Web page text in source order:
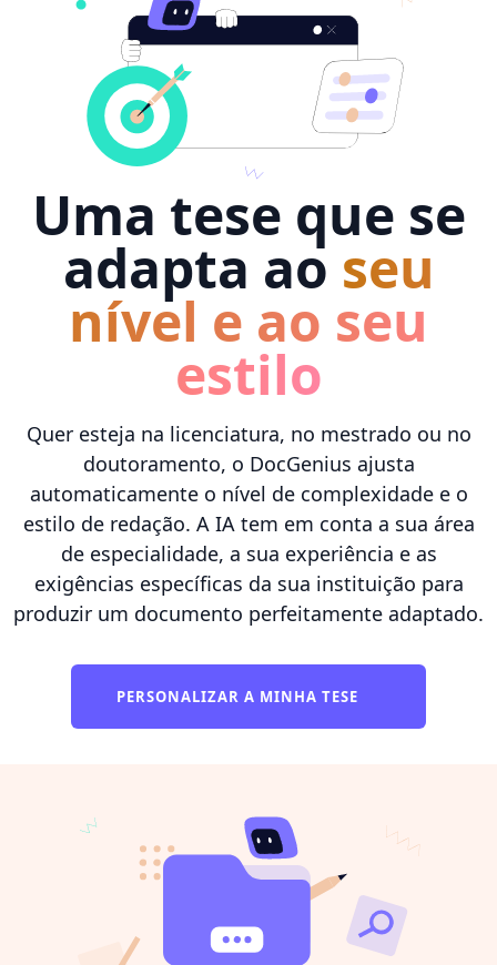
Uma tese que se
adapta ao seu
nível e ao seu
estilo
Quer esteja na licenciatura, no mestrado ou no
doutoramento, o DocGenius ajusta
automaticamente o nível de complexidade e o
estilo de redação. A IA tem em conta a sua área
de especialidade, a sua experiência e as
exigências específicas da sua instituição para
produzir um documento perfeitamente adaptado.
PERSONALIZAR A MINHA TESE